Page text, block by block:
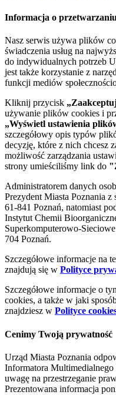
Informacja o
Nasz serwis używa plików
świadczenia usług na
do indywidualnych potrzeb
jest także korzystanie z
funkcji mediów
Kliknij przycisk
używanie plików cookies i
„Wyświetl ustawienia
szczegółowy opis typów
decyzję, które z nich chcesz
możliwość zarządzania
strony umieściliśmy link do
Administratorem danych
Prezydent Miasta Poznania
61-841 Poznań, natomiast
Instytut Chemii
Superkomputerowo-
704 Poznań.
Szczegółowe informacje na
znajdują się w Polityce
Szczegółowe informacje o
cookies, a także w jaki
znajdziesz w Polityce
Cenimy Twoją prywatność
Urząd Miasta Poznania
Informatora Multimedialnego
uwagę na przestrzeganie
Prezentowana informacja